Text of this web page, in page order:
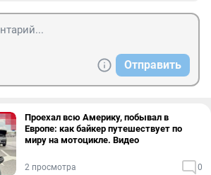
Отправить
Проехал всю Америку, побывал в
Европе: как байкер путешествует по
миру на мотоцикле. Видео
2 просмотра 0